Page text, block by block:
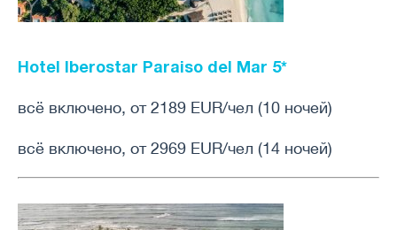
Hotel Iberostar Paraiso del Mar 5*
всё включено, от 2189 EUR/чел (10 ночей)
всё включено, от 2969 EUR/чел (14 ночей)